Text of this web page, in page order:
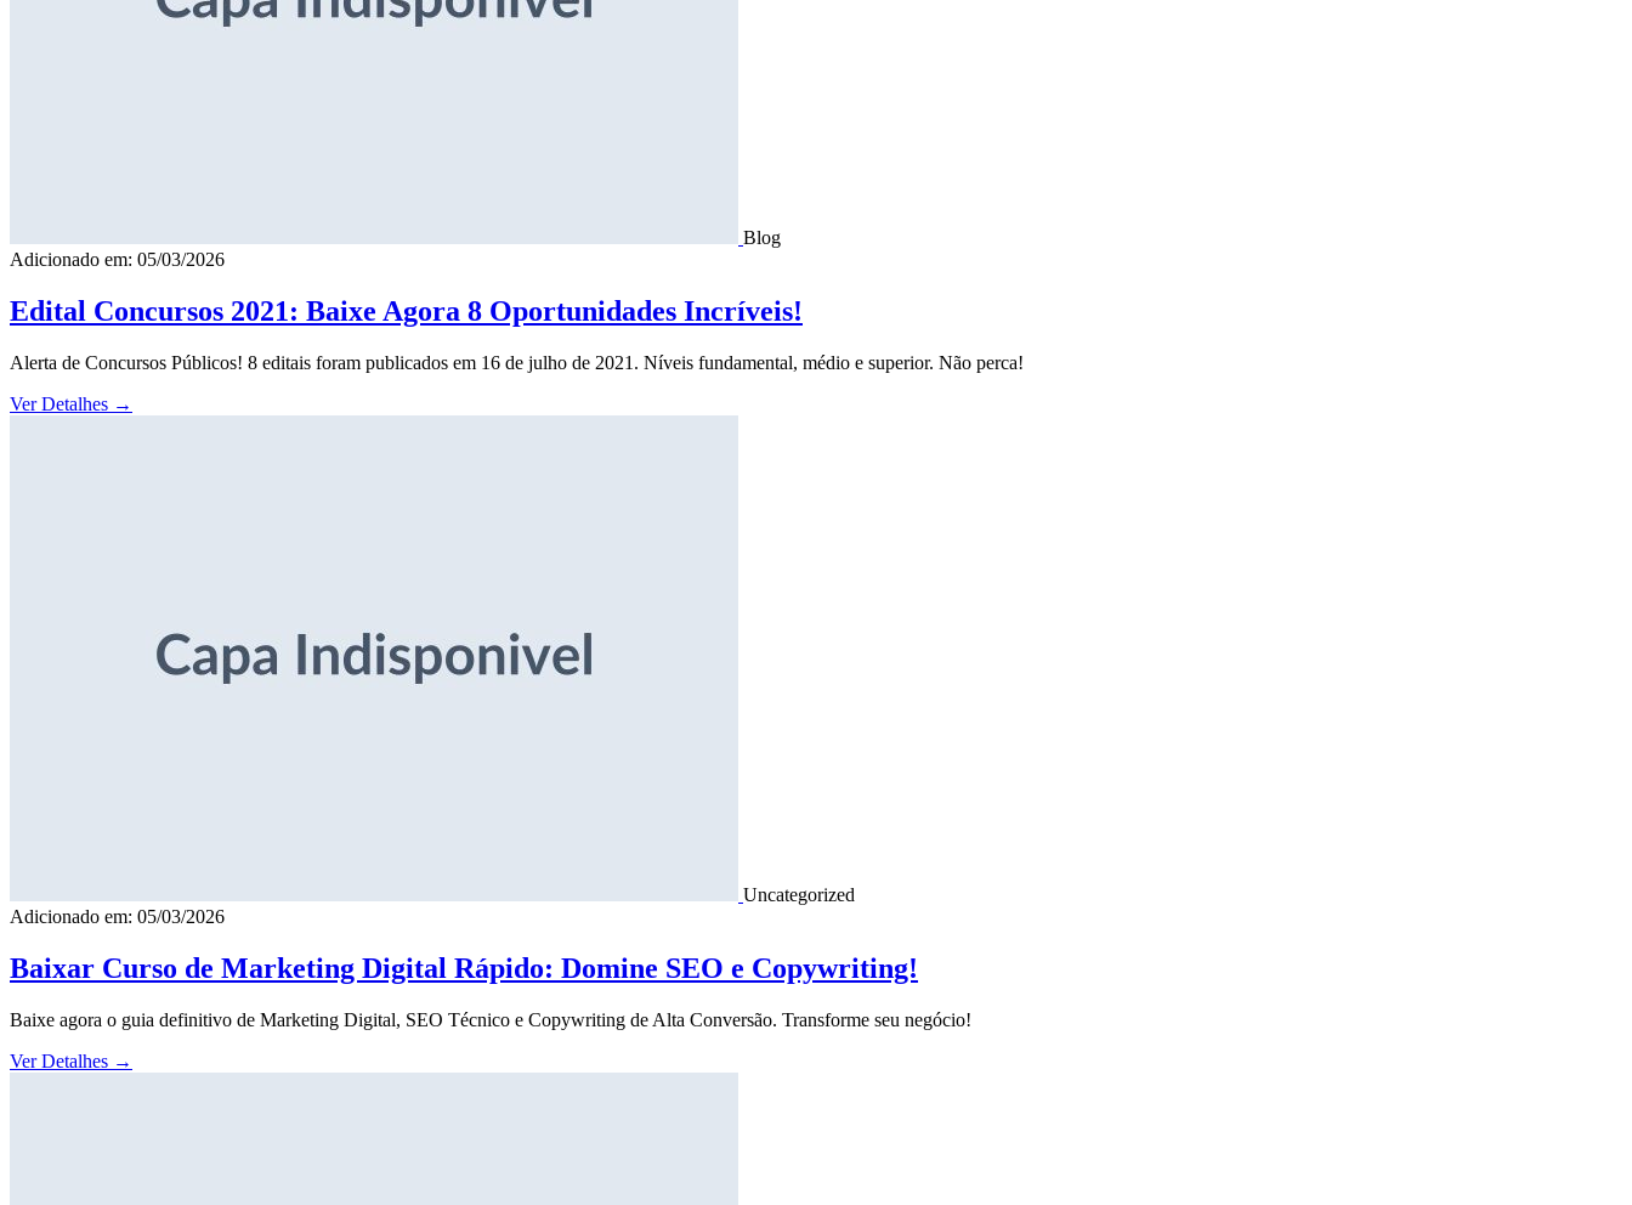
Blog
Adicionado em: 05/03/2026
Edital Concursos 2021: Baixe Agora 8 Oportunidades Incríveis!
Alerta de Concursos Públicos! 8 editais foram publicados em 16 de julho de 2021. Níveis fundamental, médio e superior. Não perca!
Ver Detalhes →
Uncategorized
Adicionado em: 05/03/2026
Baixar Curso de Marketing Digital Rápido: Domine SEO e Copywriting!
Baixe agora o guia definitivo de Marketing Digital, SEO Técnico e Copywriting de Alta Conversão. Transforme seu negócio!
Ver Detalhes →